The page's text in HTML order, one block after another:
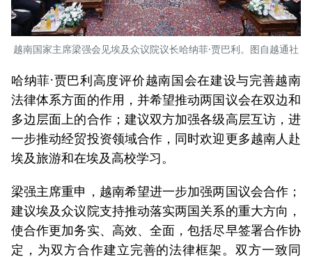
越南国家主席梁强会见埃及众议院议长哈纳菲·贾巴利。图自越通社
哈纳菲·贾巴利高度评价越南国会在建设与完善越南
法律体系方面的作用，并希望推动两国议会在双边和
多边层面上的合作；建议双方加强各级高层互访，进
一步推动经贸投资领域合作，同时欢迎更多越南人赴
埃及旅游和在埃及高校学习。
梁强主席重申，越南希望进一步加强两国议会合作；
建议埃及众议院支持推动落实两国关系的重大方向，
使合作更加务实、高效、全面，包括尽早签署合作协
定，为双方合作建立完善的法律框架。双方一致同